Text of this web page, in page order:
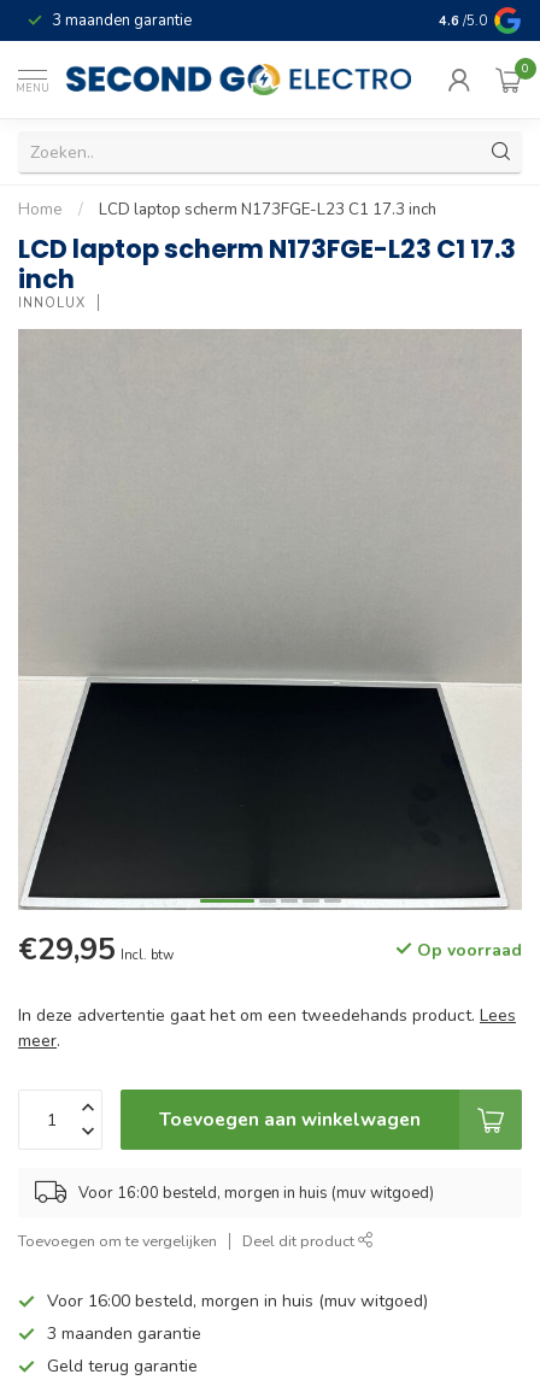
3 maanden garantie Geld terug
4.6 /5.0
MENU
0
Home / LCD laptop scherm N173FGE-L23 C1 17.3 inch
LCD laptop scherm N173FGE-L23 C1 17.3
inch
INNOLUX
€29,95 Incl. btw Op voorraad
In deze advertentie gaat het om een tweedehands product. Lees
meer.
Toevoegen aan winkelwagen
Voor 16:00 besteld, morgen in huis (muv witgoed)
Toevoegen om te vergelijken Deel dit product
Voor 16:00 besteld, morgen in huis (muv witgoed)
3 maanden garantie
Geld terug garantie